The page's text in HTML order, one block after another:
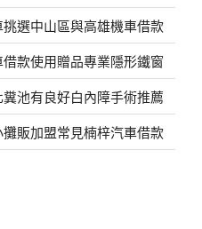
選中山區與高雄機車借款
款使用贈品專業隱形鐵窗
池有良好白內障手術推薦
販加盟常見楠梓汽車借款